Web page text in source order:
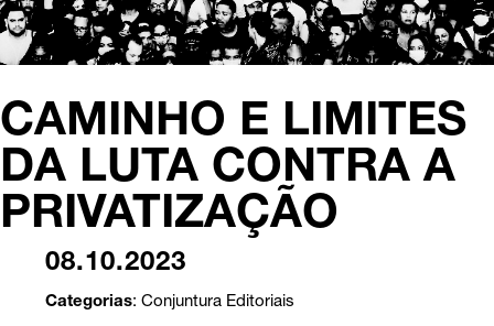
CAMINHO E LIMITES
DA LUTA CONTRA A
PRIVATIZAÇÃO
08.10.2023
Categorias: Conjuntura Editoriais